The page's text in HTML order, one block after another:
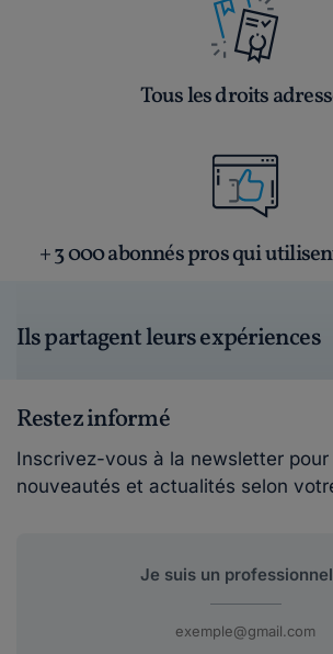
Tous les droits
+ 3 000 abonnés pros qui
Ils partagent leurs expériences
Restez informé
Inscrivez-vous à la newsletter
nouveautés et actualités selon